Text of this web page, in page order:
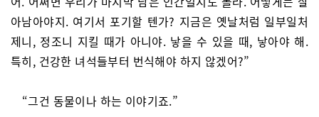
아남아야지. 여기서 포기할 텐가? 지금은 옛날처럼 일부일처
제니, 정조니 지킬 때가 아니야. 낳을 수 있을 때, 낳아야 해.
특히, 건강한 녀석들부터 번식해야 하지 않겠어?”
“그건 동물이나 하는 이야기죠.”